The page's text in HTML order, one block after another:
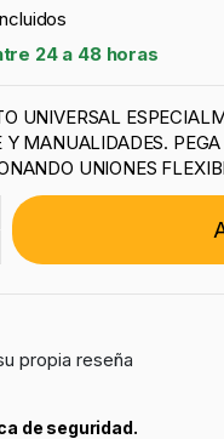
24 a 48 horas
UNIVERSAL
Y MANUALIDADES.
UNIONES
propia reseña
de seguridad.